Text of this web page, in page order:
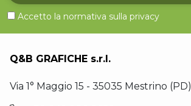
Accetto la normativa sulla privacy
Q&B GRAFICHE s.r.l.
Via 1° Maggio 15 - 35035 Mestrino (PD)